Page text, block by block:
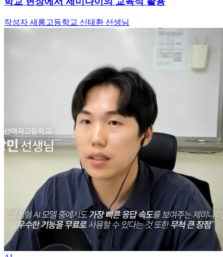
작성자 새롬고등학교 신태환 선생님